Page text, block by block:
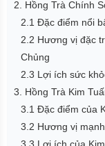
2. Hồng Trà Chính
2.1 Đặc điểm nổi
2.2 Hương vị đặc
Chủng
2.3 Lợi ích sức
3. Hồng Trà Kim
3.1 Đặc điểm của
3.2 Hương vị